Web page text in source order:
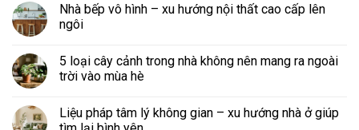
Nhà bếp vô hình – xu hướng nội thất cao cấp lên
ngôi
5 loại cây cảnh trong nhà không nên mang ra ngoài
trời vào mùa hè
Liệu pháp tâm lý không gian – xu hướng nhà ở giúp